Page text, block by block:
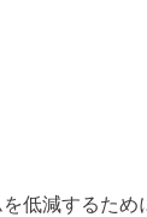
低減するため